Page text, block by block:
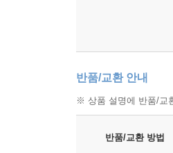
반품/교환 안내
※ 상품 설명에 반품/교
반품/교환 방법